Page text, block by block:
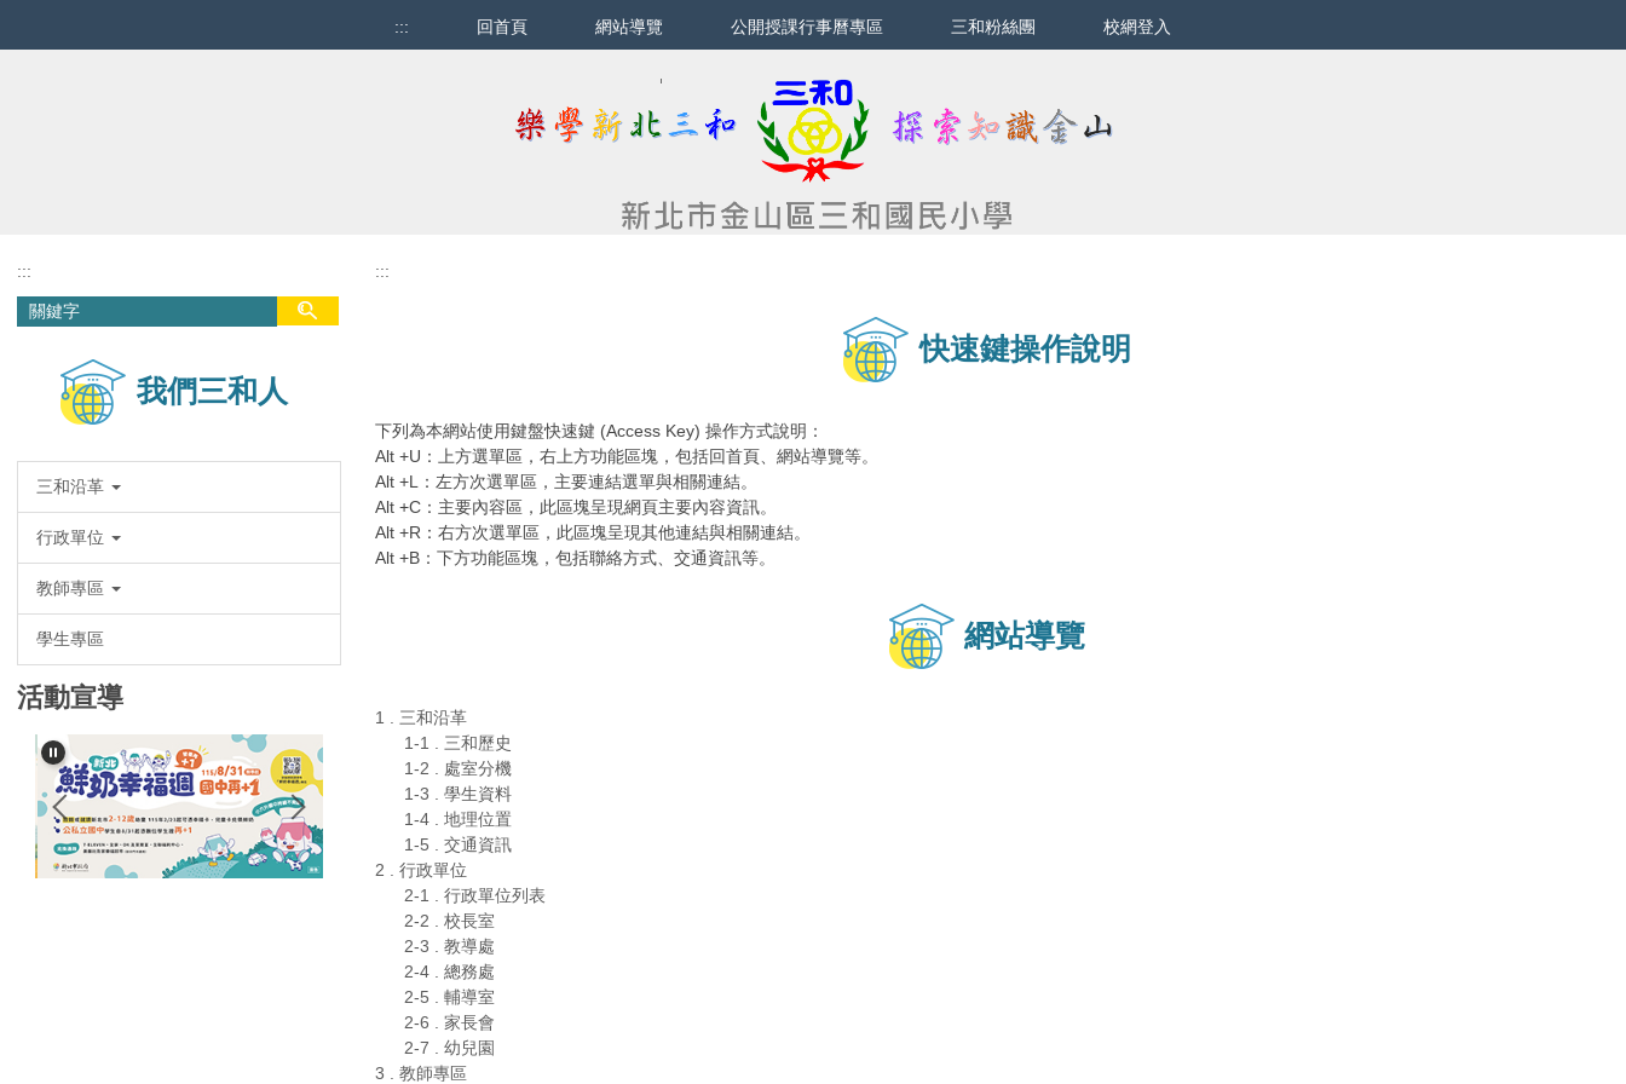
::: 回首頁 網站導覽 公開授課行事曆專區 三和粉絲團 校網登入
:::
我們三和人
三和沿革
行政單位
教師專區
學生專區
活動宣導
:::
快速鍵操作說明
下列為本網站使用鍵盤快速鍵 (Access Key) 操作方式說明：
Alt +U：上方選單區，右上方功能區塊，包括回首頁、網站導覽等。
Alt +L：左方次選單區，主要連結選單與相關連結。
Alt +C：主要內容區，此區塊呈現網頁主要內容資訊。
Alt +R：右方次選單區，此區塊呈現其他連結與相關連結。
Alt +B：下方功能區塊，包括聯絡方式、交通資訊等。
網站導覽
1 . 三和沿革
1-1 . 三和歷史
1-2 . 處室分機
1-3 . 學生資料
1-4 . 地理位置
1-5 . 交通資訊
2 . 行政單位
2-1 . 行政單位列表
2-2 . 校長室
2-3 . 教導處
2-4 . 總務處
2-5 . 輔導室
2-6 . 家長會
2-7 . 幼兒園
3 . 教師專區